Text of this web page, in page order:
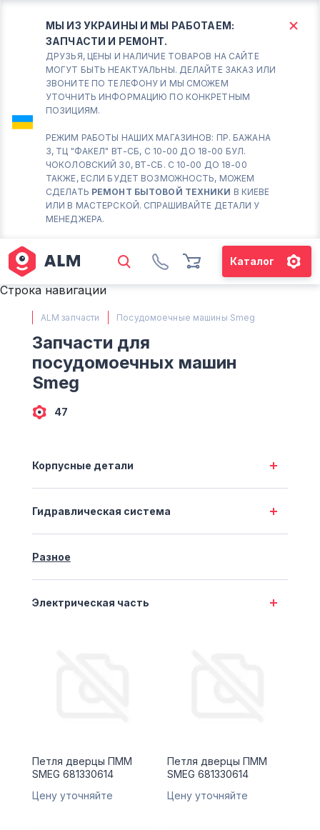
МЫ ИЗ УКРАИНЫ И МЫ РАБОТАЕМ:
ЗАПЧАСТИ И РЕМОНТ.
ДРУЗЬЯ, ЦЕНЫ И НАЛИЧИЕ ТОВАРОВ НА САЙТЕ
МОГУТ БЫТЬ НЕАКТУАЛЬНЫ. ДЕЛАЙТЕ ЗАКАЗ ИЛИ
ЗВОНИТЕ ПО ТЕЛЕФОНУ И МЫ СМОЖЕМ
УТОЧНИТЬ ИНФОРМАЦИЮ ПО КОНКРЕТНЫМ
ПОЗИЦИЯМ.
РЕЖИМ РАБОТЫ НАШИХ МАГАЗИНОВ: ПР. БАЖАНА
3, ТЦ "ФАКЕЛ" ВТ-СБ, С 10-00 ДО 18-00 БУЛ.
ЧОКОЛОВСКИЙ 30, ВТ-СБ. С 10-00 ДО 18-00
ТАКЖЕ, ЕСЛИ БУДЕТ ВОЗМОЖНОСТЬ, МОЖЕМ
СДЕЛАТЬ РЕМОНТ БЫТОВОЙ ТЕХНИКИ В КИЕВЕ
ИЛИ В МАСТЕРСКОЙ. СПРАШИВАЙТЕ ДЕТАЛИ У
МЕНЕДЖЕРА.
Каталог
КИЕВ БОРИСПОЛЬ
Вт.- Сб.
10:00 - 18:00
Соломенский район - ВТ-
СБ. с 10-00 до 18-00
(098) 672 76 42
(063) 722 37 14
М. ХАРЬКОВСКАЯ - ВТ-СБ, С
10-00 ДО 18-00
(063) 527 27 00
(044) 332 76 42
КАРТА
Строка навигации
ALM запчасти Посудомоечные машины Smeg
Запчасти для
посудомоечных машин
Smeg
47
Корпусные детали
Гидравлическая система
Разное
Электрическая часть
Петля дверцы ПММ
SMEG 681330614
Цену уточняйте
Петля дверцы ПММ
SMEG 681330614
Цену уточняйте